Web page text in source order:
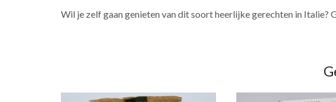
Wil je zelf gaan genieten van dit soort heerlijke gerechten in Italie?